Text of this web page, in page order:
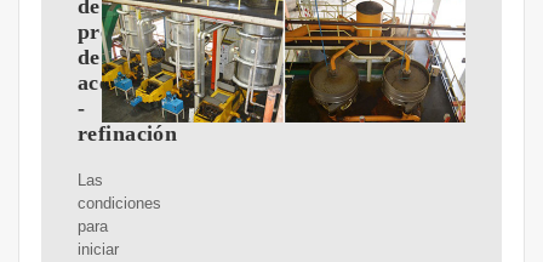
de
prensado
de
aceite
-
refinación
Las
condiciones
para
iniciar